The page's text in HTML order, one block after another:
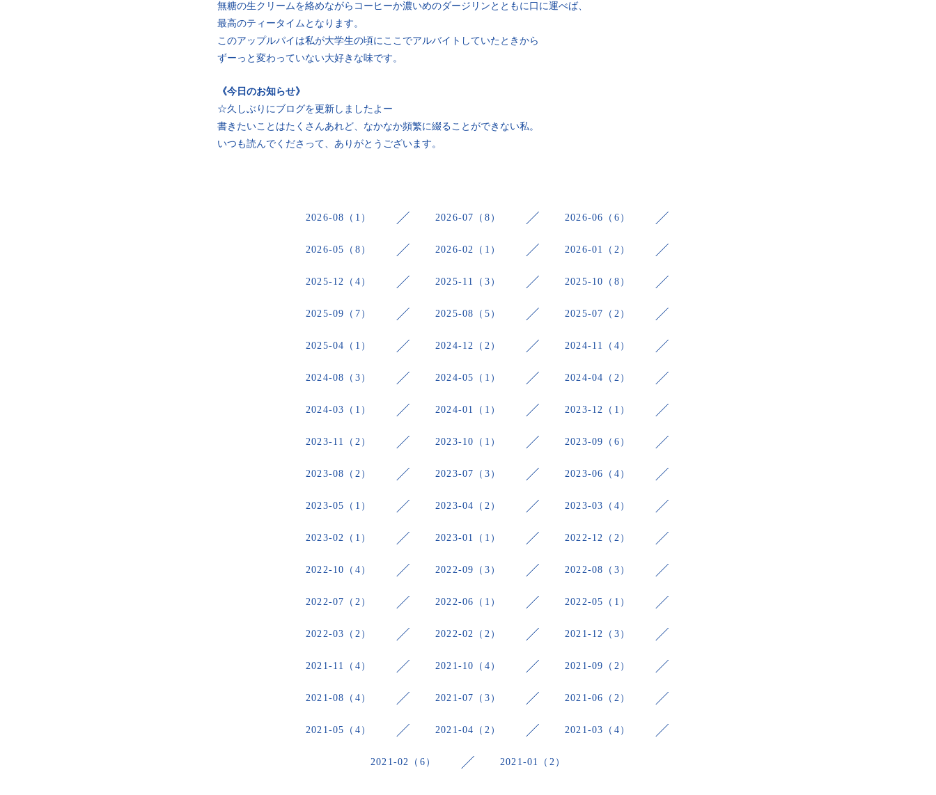
無糖の生クリームを絡めながらコーヒーか濃いめのダージリンとともに口に運べば、
最高のティータイムとなります。
このアップルパイは私が大学生の頃にここでアルバイトしていたときから
ずーっと変わっていない大好きな味です。
《今日のお知らせ》
☆久しぶりにブログを更新しましたよー
書きたいことはたくさんあれど、なかなか頻繁に綴ることができない私。
いつも読んでくださって、ありがとうございます。
2026-08（1） 2026-07（8） 2026-06（6）
2026-05（8） 2026-02（1） 2026-01（2）
2025-12（4） 2025-11（3） 2025-10（8）
2025-09（7） 2025-08（5） 2025-07（2）
2025-04（1） 2024-12（2） 2024-11（4）
2024-08（3） 2024-05（1） 2024-04（2）
2024-03（1） 2024-01（1） 2023-12（1）
2023-11（2） 2023-10（1） 2023-09（6）
2023-08（2） 2023-07（3） 2023-06（4）
2023-05（1） 2023-04（2） 2023-03（4）
2023-02（1） 2023-01（1） 2022-12（2）
2022-10（4） 2022-09（3） 2022-08（3）
2022-07（2） 2022-06（1） 2022-05（1）
2022-03（2） 2022-02（2） 2021-12（3）
2021-11（4） 2021-10（4） 2021-09（2）
2021-08（4） 2021-07（3） 2021-06（2）
2021-05（4） 2021-04（2） 2021-03（4）
2021-02（6） 2021-01（2）